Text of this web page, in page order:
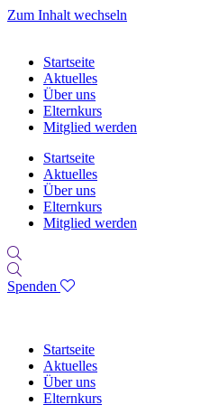
Zum Inhalt wechseln
Startseite
Aktuelles
Über uns
Elternkurs
Mitglied werden
Startseite
Aktuelles
Über uns
Elternkurs
Mitglied werden
Spenden
Startseite
Aktuelles
Über uns
Elternkurs